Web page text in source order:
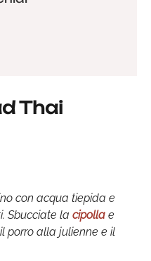
Thai
con acqua tiepida e
Sbucciate la cipolla e
porro alla julienne e il